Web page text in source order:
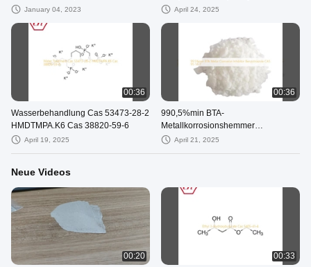
January 04, 2023
Phosphonsäure) Skala und
April 24, 2025
00:36
Wasserbehandlung Cas 53473-28-2
HMDTMPA.K6 Cas 38820-59-6
April 19, 2025
00:36
990,5%min BTA-
Metallkorrosionshemmer
Benzotriazol CAS 95-14-7
April 21, 2025
Neue Videos
00:20 00:33